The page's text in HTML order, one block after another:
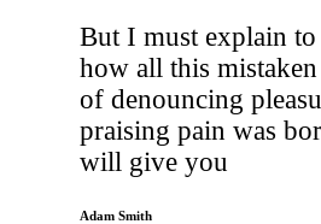
But I must explain
how all this mistaken
of denouncing
praising pain was
will give you
Adam Smith